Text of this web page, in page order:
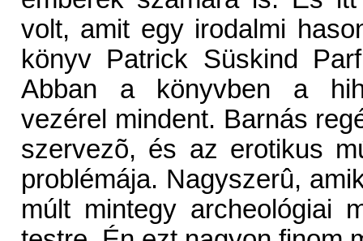
volt, amit egy irodalmi
könyv Patrick Süskind
Abban a könyvben a
vezérel mindent. Barnás
szervezõ, és az erotikus
problémája. Nagyszerû,
múlt mintegy archeológiai